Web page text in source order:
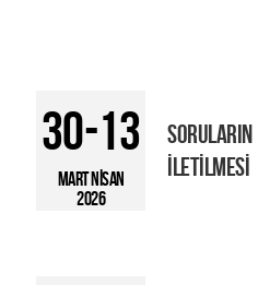
30-13
MART NİSAN
2026
SORULARIN
İLETİLMESİ